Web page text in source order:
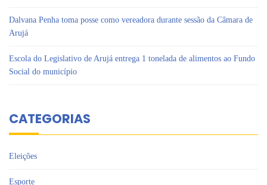
Dalvana Penha toma posse como vereadora durante sessão da Câmara de
Arujá
Escola do Legislativo de Arujá entrega 1 tonelada de alimentos ao Fundo
Social do município
CATEGORIAS
Eleições
Esporte